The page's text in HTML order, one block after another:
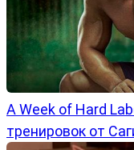
A Week of Hard
тренировок от